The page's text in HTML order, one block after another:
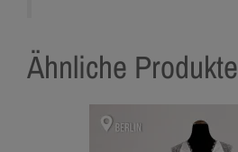
Ähnliche Produkte